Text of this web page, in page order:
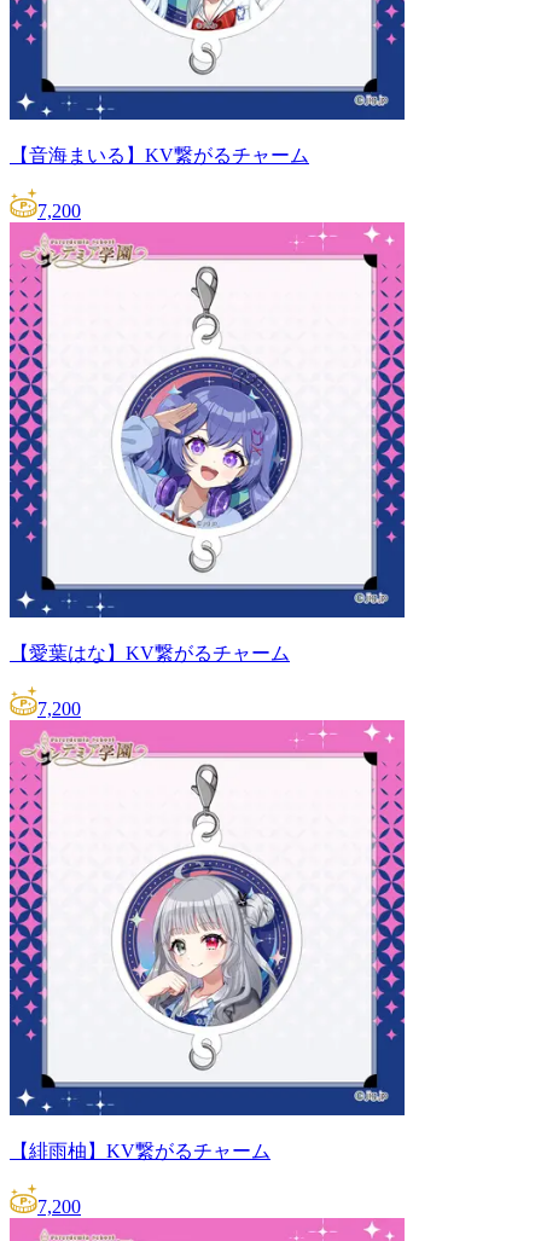
【音海まいる】KV繋がるチャーム
7,200
【愛葉はな】KV繋がるチャーム
7,200
【緋雨柚】KV繋がるチャーム
7,200